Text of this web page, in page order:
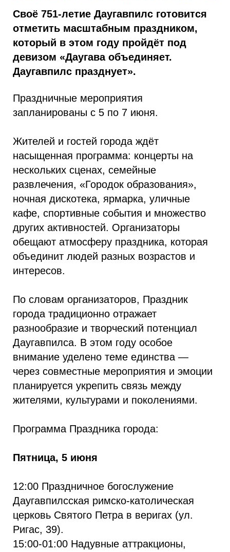
Своё 751-летие Даугавпилс готовится
отметить масштабным праздником,
который в этом году пройдёт под
девизом «Даугава объединяет.
Даугавпилс празднует».
Праздничные мероприятия
запланированы с 5 по 7 июня.
Жителей и гостей города ждёт
насыщенная программа: концерты на
нескольких сценах, семейные
развлечения, «Городок образования»,
ночная дискотека, ярмарка, уличные
кафе, спортивные события и множество
других активностей. Организаторы
обещают атмосферу праздника, которая
объединит людей разных возрастов и
интересов.
По словам организаторов, Праздник
города традиционно отражает
разнообразие и творческий потенциал
Даугавпилса. В этом году особое
внимание уделено теме единства —
через совместные мероприятия и эмоции
планируется укрепить связь между
жителями, культурами и поколениями.
Программа Праздника города:
Пятница, 5 июня
12:00 Праздничное богослужение
Даугавпилсская римско-католическая
церковь Святого Петра в веригах (ул.
Ригас, 39).
15:00-01:00 Надувные аттракционы,